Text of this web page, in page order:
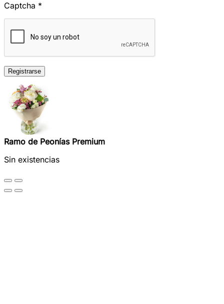
Captcha *
Registrarse
Ramo de Peonías Premium
Sin existencias